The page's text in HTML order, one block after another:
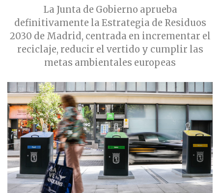
La Junta de Gobierno aprueba
definitivamente la Estrategia de Residuos
2030 de Madrid, centrada en incrementar el
reciclaje, reducir el vertido y cumplir las
metas ambientales europeas